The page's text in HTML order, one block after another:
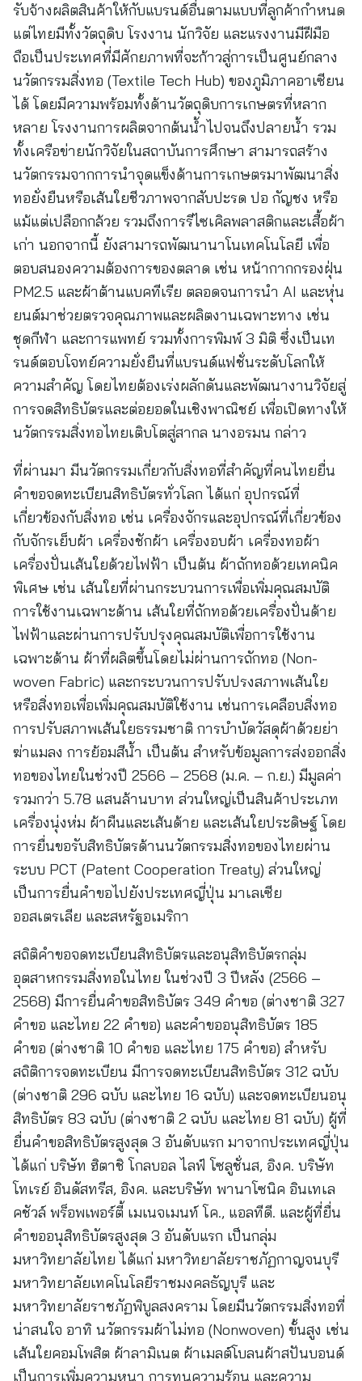
รับจ้างผลิตสินค้าให้กับแบรนด์อื่นตามแบบที่ลูกค้ากำหนด
แต่ไทยมีทั้งวัตถุดิบ โรงงาน นักวิจัย และแรงงานมีฝีมือ
ถือเป็นประเทศที่มีศักยภาพที่จะก้าวสู่การเป็นศูนย์กลาง
นวัตกรรมสิ่งทอ (Textile Tech Hub) ของภูมิภาคอาเซียน
ได้ โดยมีความพร้อมทั้งด้านวัตถุดิบการเกษตรที่หลาก
หลาย โรงงานการผลิตจากต้นน้ำไปจนถึงปลายน้ำ รวม
ทั้งเครือข่ายนักวิจัยในสถาบันการศึกษา สามารถสร้าง
นวัตกรรมจากการนำจุดแข็งด้านการเกษตรมาพัฒนาสิ่ง
ทอยั่งยืนหรือเส้นใยชีวภาพจากสับปะรด ปอ กัญชง หรือ
แม้แต่เปลือกกล้วย รวมถึงการรีไซเคิลพลาสติกและเสื้อผ้า
เก่า นอกจากนี้ ยังสามารถพัฒนานาโนเทคโนโลยี เพื่อ
ตอบสนองความต้องการของตลาด เช่น หน้ากากกรองฝุ่น
PM2.5 และผ้าต้านแบคทีเรีย ตลอดจนการนำ AI และหุ่น
ยนต์มาช่วยตรวจคุณภาพและผลิตงานเฉพาะทาง เช่น
ชุดกีฬา และการแพทย์ รวมทั้งการพิมพ์ 3 มิติ ซึ่งเป็นเท
รนด์ตอบโจทย์ความยั่งยืนที่แบรนด์แฟชั่นระดับโลกให้
ความสำคัญ โดยไทยต้องเร่งผลักดันและพัฒนางานวิจัยสู่
การจดสิทธิบัตรและต่อยอดในเชิงพาณิชย์ เพื่อเปิดทางให้
นวัตกรรมสิ่งทอไทยเติบโตสู่สากล นางอรมน กล่าว
​ที่ผ่านมา มีนวัตกรรมเกี่ยวกับสิ่งทอที่สำคัญที่คนไทยยื่น
คำขอจดทะเบียนสิทธิบัตรทั่วโลก ได้แก่ อุปกรณ์ที่
เกี่ยวข้องกับสิ่งทอ เช่น เครื่องจักรและอุปกรณ์ที่เกี่ยวข้อง
กับจักรเย็บผ้า เครื่องชักผ้า เครื่องอบผ้า เครื่องทอผ้า
เครื่องปั่นเส้นใยด้วยไฟฟ้า เป็นต้น ผ้าถักทอด้วยเทคนิค
พิเศษ เช่น เส้นใยที่ผ่านกระบวนการเพื่อเพิ่มคุณสมบัติ
การใช้งานเฉพาะด้าน เส้นใยที่ถักทอด้วยเครื่องปั่นด้าย
ไฟฟ้าและผ่านการปรับปรุงคุณสมบัติเพื่อการใช้งาน
เฉพาะด้าน ผ้าที่ผลิตขึ้นโดยไม่ผ่านการถักทอ (Non-
woven Fabric) และกระบวนการปรับปรงสภาพเส้นใย
หรือสิ่งทอเพื่อเพิ่มคุณสมบัติใช้งาน เช่นการเคลือบสิ่งทอ
การปรับสภาพเส้นใยธรรมชาติ การบำบัดวัสดุผ้าด้วยย่า
ฆ่าแมลง การย้อมสีน้ำ เป็นต้น สำหรับข้อมูลการส่งออกสิ่ง
ทอของไทยในช่วงปี 2566 – 2568 (ม.ค. – ก.ย.) มีมูลค่า
รวมกว่า 5.78 แสนล้านบาท ส่วนใหญ่เป็นสินค้าประเภท
เครื่องนุ่งห่ม ผ้าผืนและเส้นด้าย และเส้นใยประดิษฐ์ โดย
การยื่นขอรับสิทธิบัตรด้านนวัตกรรมสิ่งทอของไทยผ่าน
ระบบ PCT (Patent Cooperation Treaty) ส่วนใหญ่
เป็นการยื่นคำขอไปยังประเทศญี่ปุ่น มาเลเซีย
ออสเตรเลีย และสหรัฐอเมริกา
​สถิติคำขอจดทะเบียนสิทธิบัตรและอนุสิทธิบัตรกลุ่ม
อุตสาหกรรมสิ่งทอในไทย ในช่วงปี 3 ปีหลัง (2566 –
2568) มีการยื่นคำขอสิทธิบัตร 349 คำขอ (ต่างชาติ 327
คำขอ และไทย 22 คำขอ) และคำขออนุสิทธิบัตร 185
คำขอ (ต่างชาติ 10 คำขอ และไทย 175 คำขอ) สำหรับ
สถิติการจดทะเบียน มีการจดทะเบียนสิทธิบัตร 312 ฉบับ
(ต่างชาติ 296 ฉบับ และไทย 16 ฉบับ) และจดทะเบียนอนุ
สิทธิบัตร 83 ฉบับ (ต่างชาติ 2 ฉบับ และไทย 81 ฉบับ) ผู้ที่
ยื่นคำขอสิทธิบัตรสูงสุด 3 อันดับแรก มาจากประเทศญี่ปุ่น
ได้แก่ บริษัท ฮิตาชิ โกลบอล ไลฟ์ โซลูชั่นส, อิงค. บริษัท
โทเรย์ อินดัสทรีส, อิงค. และบริษัท พานาโซนิค อินเทเล
คชัวล์ พร็อพเพอร์ตี้ เมเนจเมนท์ โค., แอลทีดี. และผู้ที่ยื่น
คำขออนุสิทธิบัตรสูงสุด 3 อันดับแรก เป็นกลุ่ม
มหาวิทยาลัยไทย ได้แก่ มหาวิทยาลัยราชภัฏกาญจนบุรี
มหาวิทยาลัยเทคโนโลยีราชมงคลธัญบุรี และ
มหาวิทยาลัยราชภัฏพิบูลสงคราม โดยมีนวัตกรรมสิ่งทอที่
น่าสนใจ อาทิ นวัตกรรมผ้าไม่ทอ (Nonwoven) ขั้นสูง เช่น
เส้นใยคอมโพสิต ผ้าลามิเนต ผ้าเมลต์โบลนผ้าสปันบอนด์
เป็นการเพิ่มความหนา การทนความร้อน และความ